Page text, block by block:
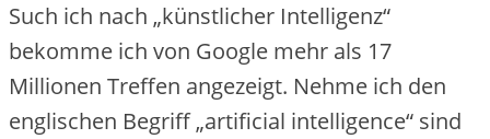
Such ich nach „künstlicher Intelligenz“
bekomme ich von Google mehr als 17
Millionen Treffen angezeigt. Nehme ich den
englischen Begriff „artificial intelligence“ sind